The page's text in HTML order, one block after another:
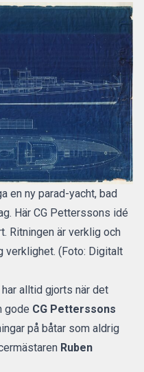
en ny parad-yacht, bad
Här CG Petterssons idé
Ritningen är verklig och
verklighet. (Foto: Digitalt
alltid gjorts när det
gode CG Petterssons
på båtar som aldrig
Ruben